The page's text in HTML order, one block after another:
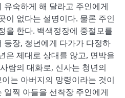
숙하게 해 달라고 주인에게
이 없다는 설명이다. 물론 주인
을 한다. 백색정장에 중절모를
등장, 청년에게 다가가 다정하
은 제대로 상대를 않고, 면박을
람의 대화로, 신사는 청년의
는 아버지의 망령이라는 것이
찍 아들을 선착장 주인에게